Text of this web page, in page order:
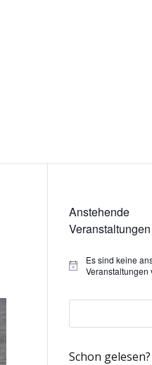
Anstehende
Veranstaltungen
Hinweis
Es sind keine
Veranstaltungen
Schon gelesen?